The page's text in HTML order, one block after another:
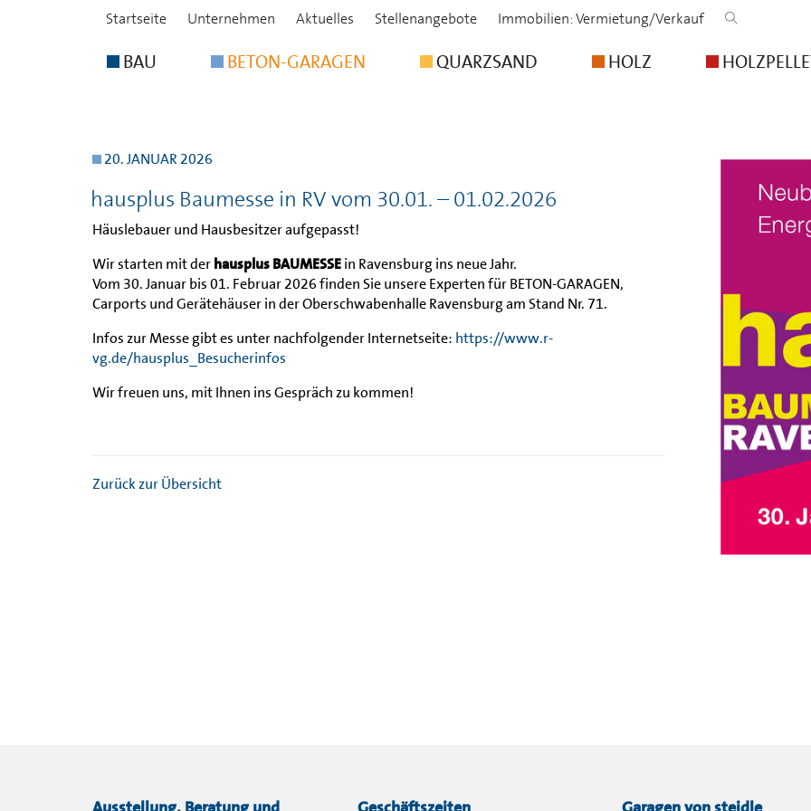
Startseite Unternehmen Aktuelles Stellenangebote Immobilien: Vermietung/Verkauf
BAU BETON-GARAGEN QUARZSAND HOLZ
20. JANUAR 2026
hausplus Baumesse in RV vom 30.01. – 01.02.2026
Häuslebauer und Hausbesitzer aufgepasst!
Wir starten mit derhausplus BAUMESSEin Ravensburg ins neue Jahr.
Vom 30. Januar bis 01. Februar 2026 finden Sie unsere Experten für BETON-GARAGEN,
Carports und Gerätehäuser in der Oberschwabenhalle Ravensburg am Stand Nr. 71.
Infos zur Messe gibt es unter nachfolgender Internetseite: https://www.r-
vg.de/hausplus_Besucherinfos
Wir freuen uns, mit Ihnen ins Gespräch zu kommen!
Zurück zur Übersicht